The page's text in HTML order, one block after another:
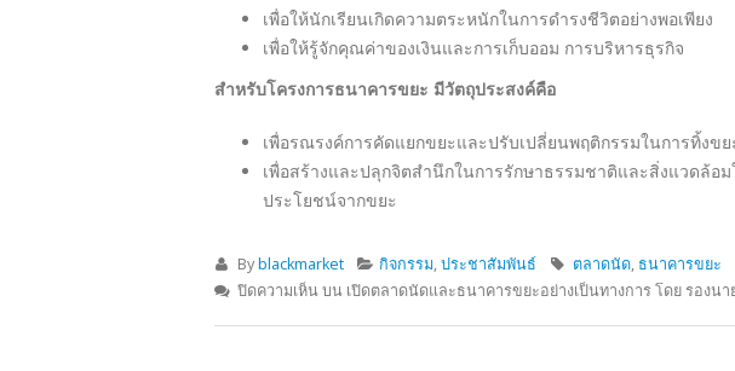
โรงเรียนได้เล็งเห็นความสำคัญของเยาวชนที่จะเติบโตเป็นท
มุ่งส่งเสริมวินัยการออมและค่านิยมอันดีให้กับเยาวชน โดยการจัด
ไว้ในโรงเรียน มีนักเรียนและนักศึกษาเป็นผู้ดำเนินการด้วยตนเอง
วัตถุประสงค์
• เพื่อส่งเสริมให้นักเรียนมีการออมทรัพย์ อย่างสม่ำเสมอ
• เพื่อปลูกฝังให้นักเรียนรู้จักการทำงาน ร่วมกับผู้อื่น
• เพื่อเสริมสร้างลักษณะนิสัย ด้านความรับผิดชอบให้กับนักเรียน